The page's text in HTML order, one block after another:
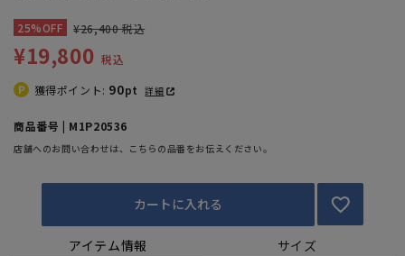
25%OFF ¥26,400 税込
¥19,800 税込
獲得ポイント: 90pt 詳細
商品番号 | M1P20536
店舗へのお問い合わせは、こちらの品番をお伝えください。
カートに入れる
アイテム情報 サイズ